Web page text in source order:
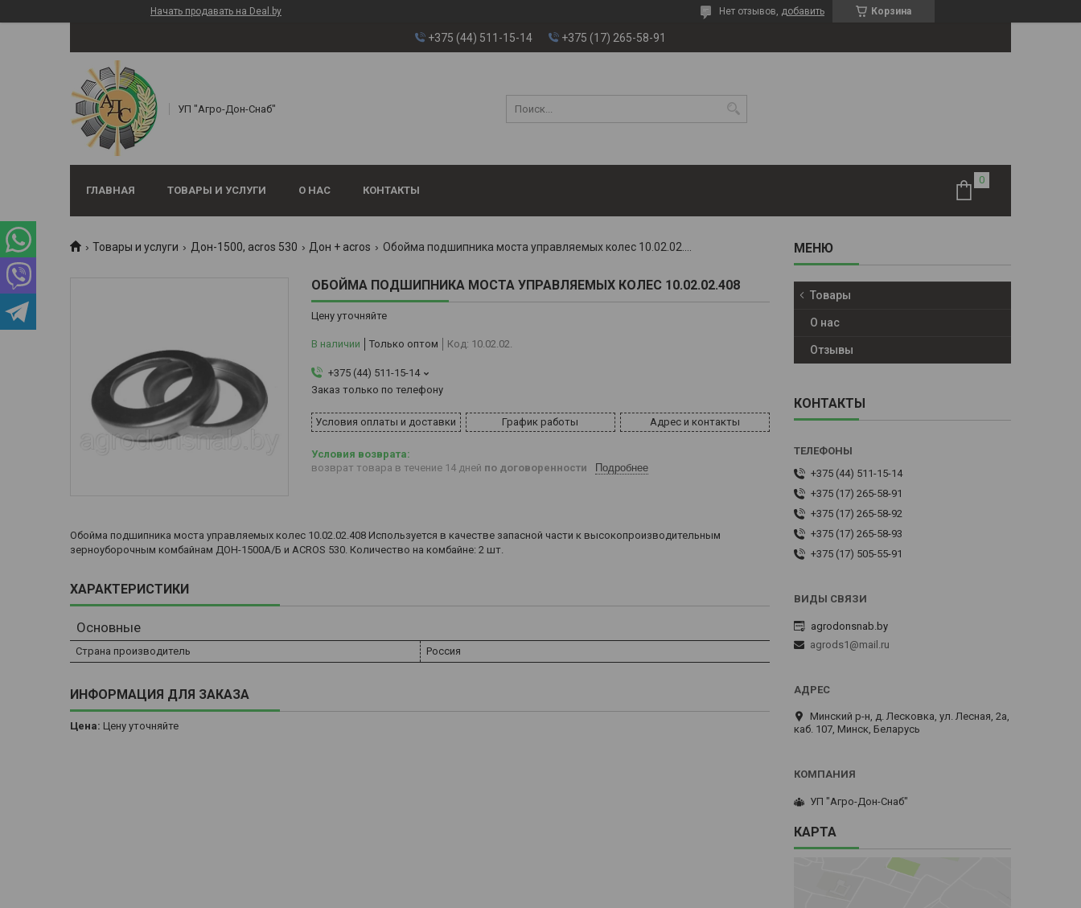
Начать продавать на Deal.by Корзина
Нет отзывов, добавить
+375 (44) 511-15-14 +375 (17) 265-58-91
УП "Агро-Дон-Снаб"
ГЛАВНАЯ ТОВАРЫ И УСЛУГИ О НАС КОНТАКТЫ
Товары и услуги Дон-1500, аcros 530 Дон + acros Обойма подшипника моста управляемых колес 10.02.02.408
ОБОЙМА ПОДШИПНИКА МОСТА УПРАВЛЯЕМЫХ КОЛЕС 10.02.02.408
Цену уточняйте
В наличии Только оптом Код: 10.02.02.
+375 (44) 511-15-14
Заказ только по телефону
Условия оплаты и доставки График работы Адрес и контакты
возврат товара в течение 14 дней по договоренности Подробнее
Обойма подшипника моста управляемых колес 10.02.02.408 Используется в качестве запасной части к высокопроизводительным
зерноуборочным комбайнам ДОН-1500А/Б и ACROS 530. Количество на комбайне: 2 шт.
ХАРАКТЕРИСТИКИ
Основные
Страна производитель Россия
ИНФОРМАЦИЯ ДЛЯ ЗАКАЗА
Цена: Цену уточняйте
Товары
О нас
Отзывы
КОНТАКТЫ
+375 (44) 511-15-14
+375 (17) 265-58-91
+375 (17) 265-58-92
+375 (17) 265-58-93
+375 (17) 505-55-91
agrodonsnab.by
agrods1@mail.ru
Минский р-н, д. Лесковка, ул. Лесная, 2а,
каб. 107, Минск, Беларусь
УП "Агро-Дон-Снаб"
КАРТА